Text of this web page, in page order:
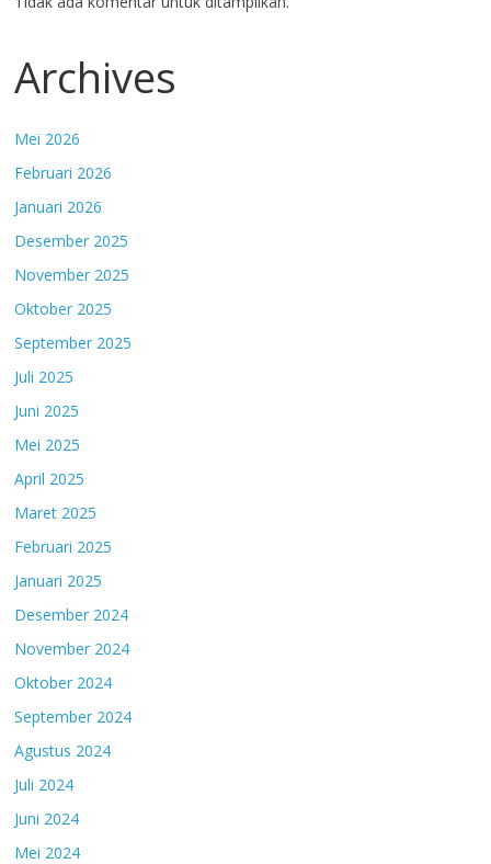
Archives
Mei 2026
Februari 2026
Januari 2026
Desember 2025
November 2025
Oktober 2025
September 2025
Juli 2025
Juni 2025
Mei 2025
April 2025
Maret 2025
Februari 2025
Januari 2025
Desember 2024
November 2024
Oktober 2024
September 2024
Agustus 2024
Juli 2024
Juni 2024
Mei 2024